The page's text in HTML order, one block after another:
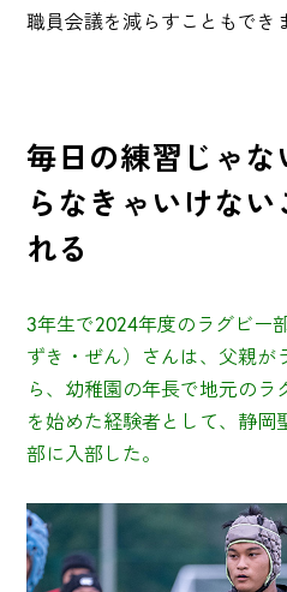
職員会議を減らすこともでき
毎日の練習じゃ
らなきゃいけな
れる
3年生で2024年度のラグビー
ずき・ぜん）さんは、父親が
ら、幼稚園の年長で地元のラ
を始めた経験者として、静岡
部に入部した。